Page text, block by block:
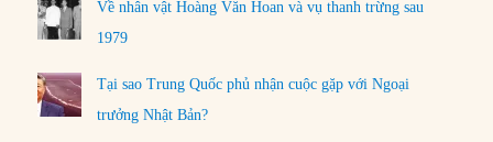
Về nhân vật Hoàng Văn Hoan và vụ thanh trừng sau
1979
Tại sao Trung Quốc phủ nhận cuộc gặp với Ngoại
trưởng Nhật Bản?